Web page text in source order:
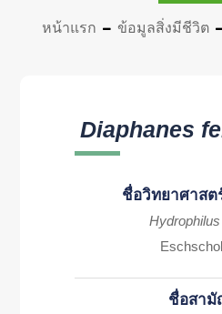
หน้าแรก ข้อมูลสิ่งมีชีวิต
Diaphanes
ชื่อวิทยาศาสต
ชื่อสามั